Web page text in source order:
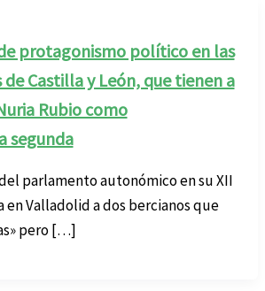
protagonismo político en las
de Castilla y León, que tienen a
Rubio como
segunda
parlamento autonómico en su XII
en Valladolid a dos bercianos que
pero […]